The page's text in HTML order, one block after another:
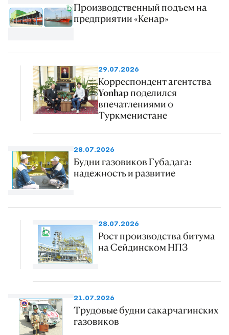
Производственный подъем на
предприятии «Кенар»
29.07.2026
Корреспондент агентства
Yonhap поделился
впечатлениями о
Туркменистане
28.07.2026
Будни газовиков Губадага:
надежность и развитие
28.07.2026
Рост производства битума
на Сейдинском НПЗ
21.07.2026
Трудовые будни сакарчагинских
газовиков